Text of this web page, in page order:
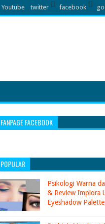
Youtube twitter facebook
FANPAGE FACEBOOK
POPULAR
Psikologi Warna
& Review Implora
Eyeshadow Palette